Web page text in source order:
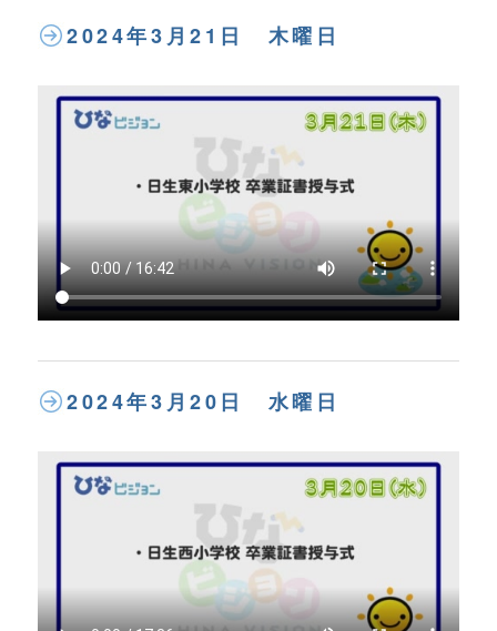
2024年3月21日 木曜日
2024年3月20日 水曜日